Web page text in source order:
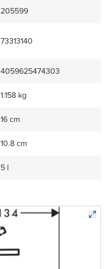
205599
73313140
4059625474303
1.158 kg
16 cm
10.8 cm
5 l